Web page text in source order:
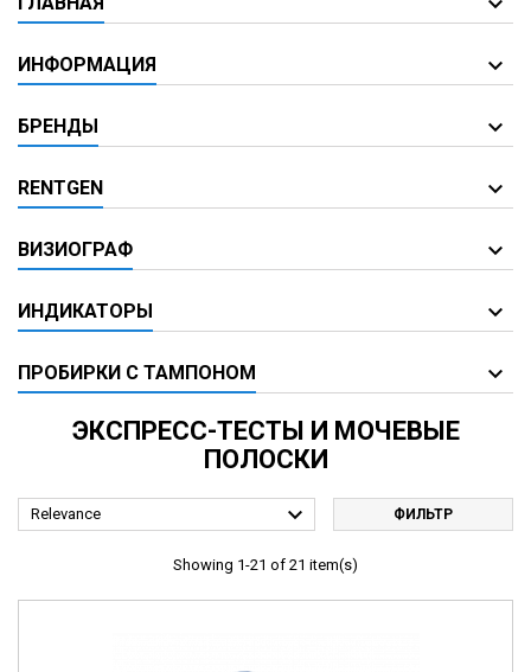
ИНФОРМАЦИЯ
БРЕНДЫ
RENTGEN
ВИЗИОГРАФ
ИНДИКАТОРЫ
ПРОБИРКИ С ТАМПОНОМ
ЭКСПРЕСС-ТЕСТЫ И МОЧЕВЫЕ
ПОЛОСКИ
Relevance  ФИЛЬТР
Showing 1-21 of 21 item(s)